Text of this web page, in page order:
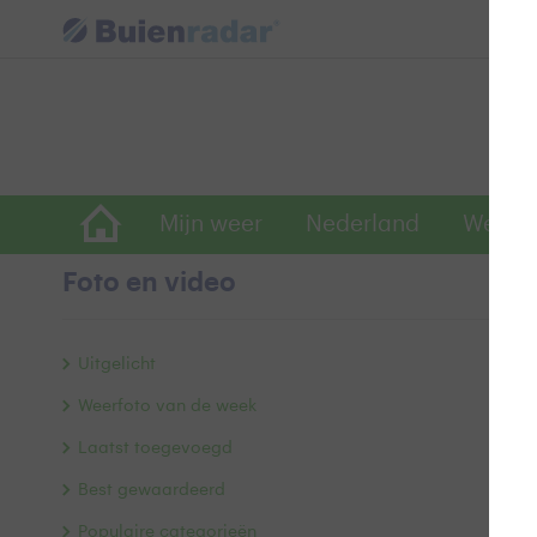
Mijn weer Nederland
Foto en video
Uitgelicht
Weerfoto van de week
Laatst toegevoegd
Best gewaardeerd
Populaire categorieën